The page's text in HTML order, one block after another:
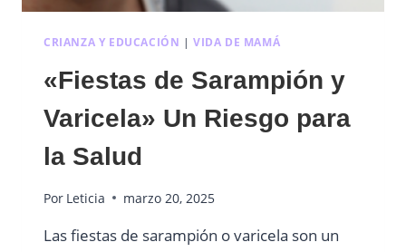
CRIANZA Y EDUCACIÓN |VIDA DE MAMÁ
«Fiestas de Sarampión y
Varicela» Un Riesgo para
la Salud
Por Leticia marzo 20, 2025
Las fiestas de sarampión o varicela son un